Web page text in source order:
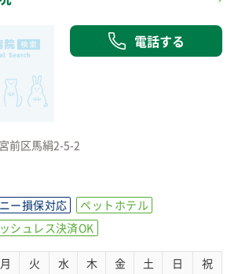
電話する
前区馬絹2-5-2
ー損保対応
ペットホテル
シュレス決済OK
月 火 水 木 金 土 日 祝